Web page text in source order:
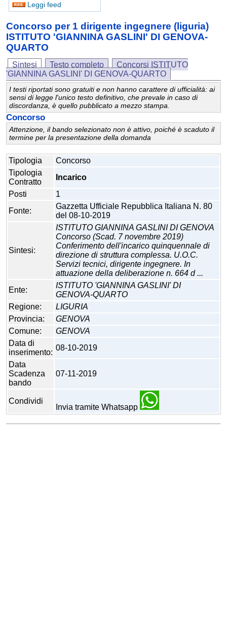
Leggi feed
Concorso per 1 dirigente ingegnere (liguria)
ISTITUTO 'GIANNINA GASLINI' DI GENOVA-
QUARTO
Sintesi Testo completo
Concorsi ISTITUTO
'GIANNINA GASLINI' DI GENOVA-QUARTO
I testi riportati sono gratuiti e non hanno carattere di ufficialità: ai
sensi di legge l'unico testo definitivo, che prevale in caso di
discordanza, è quello pubblicato a mezzo stampa.
Concorso
Attenzione, il bando selezionato non è attivo, poiché è scaduto il
termine per la presentazione della domanda
Tipologia
Concorso
Tipologia
Contratto
Incarico
Posti
1
Fonte:
Gazzetta Ufficiale Repubblica Italiana N. 80
del 08-10-2019
Sintesi:
ISTITUTO GIANNINA GASLINI DI GENOVA
Concorso (Scad. 7 novembre 2019)
Conferimento dell'incarico quinquennale di
direzione di struttura complessa. U.O.C.
Servizi tecnici, dirigente ingegnere. In
attuazione della deliberazione n. 664 d ...
Ente:
ISTITUTO 'GIANNINA GASLINI' DI
GENOVA-QUARTO
Regione:
LIGURIA
Provincia:
GENOVA
Comune:
GENOVA
Data di
inserimento:
08-10-2019
Data
Scadenza
bando
07-11-2019
Condividi
Invia tramite Whatsapp